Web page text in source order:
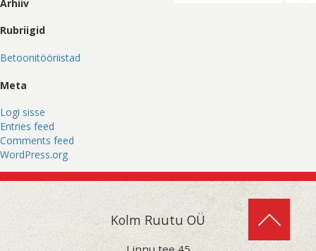
Arhiiv
Rubriigid
Betoonitööriistad
Meta
Logi sisse
Entries feed
Comments feed
WordPress.org
Kolm Ruutu OÜ